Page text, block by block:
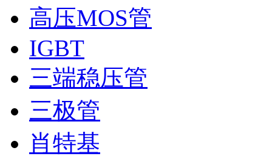
高压MOS管
IGBT
三端稳压管
三极管
肖特基